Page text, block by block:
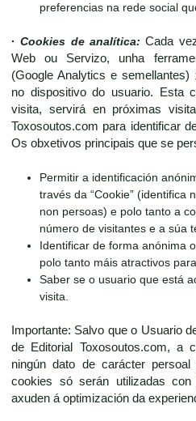
preferencias na rede social
·Cookies de analítica: Cada
Web ou Servizo, unha
(Google Analytics e
no dispositivo do usuario. Esta
visita, servirá en próximas
Toxosoutos.com para identificar
Os obxetivos principais que se
Permitir a identificación
través da “Cookie” (identifica
non persoas) e polo tanto a
número de visitantes e a súa
Identificar de forma anónima
polo tanto máis atractivos
Saber se o usuario que está
visita.
Importante: Salvo que o Usuario
de Editorial Toxosoutos.com, a
ningún dato de carácter
cookies só serán utilizadas
axuden á optimización da